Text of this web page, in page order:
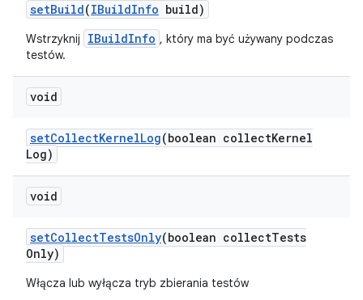
setBuild(IBuildInfo build)
Wstrzyknij IBuildInfo , który ma być używany podczas
testów.
void
setCollectKernelLog(boolean collectKernel
Log)
void
setCollectTestsOnly(boolean collectTests
Only)
Włącza lub wyłącza tryb zbierania testów